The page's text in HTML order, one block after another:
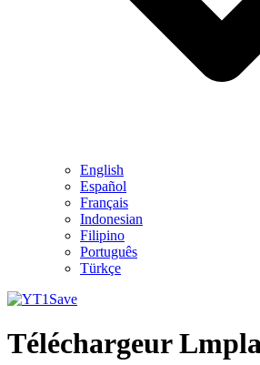
English
Español
Français
Indonesian
Filipino
Português
Türkçe
Téléchargeur